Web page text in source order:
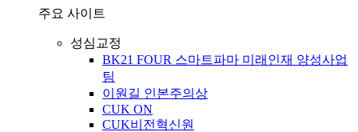
주요 사이트
성심교정
BK21 FOUR 스마트파마 미래인재 양성사업
팀
이원길 인본주의상
CUK ON
CUK비전혁신원